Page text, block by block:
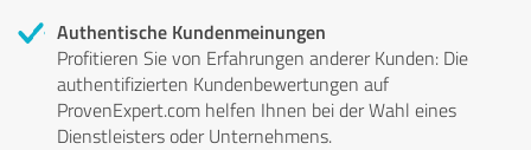
Authentische Kundenmeinungen
Profitieren Sie von Erfahrungen anderer Kunden: Die
authentifizierten Kundenbewertungen auf
ProvenExpert.com helfen Ihnen bei der Wahl eines
Dienstleisters oder Unternehmens.